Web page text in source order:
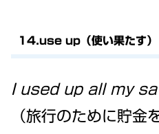
14.use up（使い果たす）
I used up all my
（旅行のために貯金